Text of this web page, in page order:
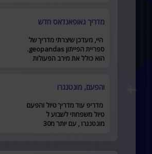
מדריך גאופאנדאס חדש
היי, מעדכן שיצרתי מדריך של
ספריית הפייתון geopandas.
הוא כולל את מירב הפעולות
והפעם, מונטנגרו
מדריפ עוד מדריך טיול והפעם
טיול משפחתי לשבוע ל
מונטנגרו , עם יותר מ30